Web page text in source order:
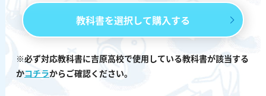
教科書を選択して購入する
※必ず対応教科書に吉原高校で使用している教科書が該当する
かコチラからご確認ください。